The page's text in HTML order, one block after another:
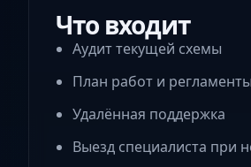
Что входит
Аудит текущей схемы
План работ и регламенты
Удалённая поддержка
Выезд специалиста при